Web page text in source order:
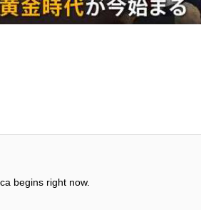
begins right now.